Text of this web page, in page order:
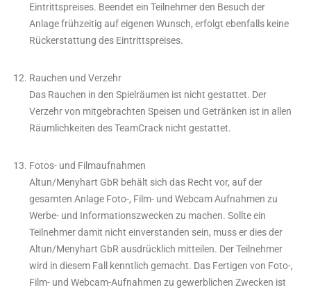
Eintrittspreises. Beendet ein Teilnehmer den Besuch der
Anlage frühzeitig auf eigenen Wunsch, erfolgt ebenfalls keine
Rückerstattung des Eintrittspreises.
Rauchen und Verzehr
Das Rauchen in den Spielräumen ist nicht gestattet. Der
Verzehr von mitgebrachten Speisen und Getränken ist in allen
Räumlichkeiten des TeamCrack nicht gestattet.
Fotos- und Filmaufnahmen
Altun/Menyhart GbR behält sich das Recht vor, auf der
gesamten Anlage Foto-, Film- und Webcam Aufnahmen zu
Werbe- und Informationszwecken zu machen. Sollte ein
Teilnehmer damit nicht einverstanden sein, muss er dies der
Altun/Menyhart GbR ausdrücklich mitteilen. Der Teilnehmer
wird in diesem Fall kenntlich gemacht. Das Fertigen von Foto-,
Film- und Webcam-Aufnahmen zu gewerblichen Zwecken ist